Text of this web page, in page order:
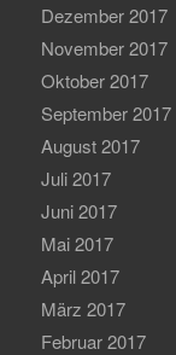
Dezember 2017
November 2017
Oktober 2017
September 2017
August 2017
Juli 2017
Juni 2017
Mai 2017
April 2017
März 2017
Februar 2017